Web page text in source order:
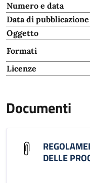
Numero e data
Data di pubblicazione
Oggetto
Formati
Licenze
Documenti
DELLE